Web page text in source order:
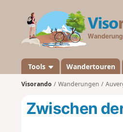
Tools Wandertouren
Visorando Wanderungen
Zwischen